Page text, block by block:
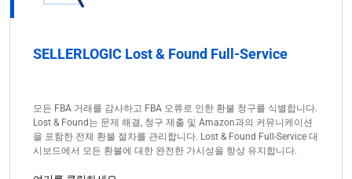
SELLERLOGIC Lost & Found Full-Service
모든 FBA 거래를 감사하고 FBA 오류로 인한 환불 청구를 식별합니다.
Lost & Found는 문제 해결, 청구 제출 및 Amazon과의 커뮤니케이션
을 포함한 전체 환불 절차를 관리합니다. Lost & Found Full-Service 대
시보드에서 모든 환불에 대한 완전한 가시성을 항상 유지합니다.